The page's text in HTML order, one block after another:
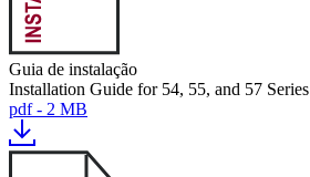
Guia de instalação
Installation Guide for 54, 55, and 57 Series
pdf - 2 MB